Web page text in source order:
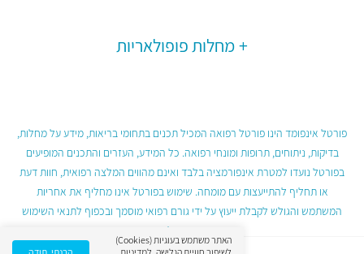
מחלות פופולאריות
פורטל אינפומד הינו פורטל רפואה המכיל תכנים בתחומי בריאות, מידע על מחלות,
בדיקות, ניתוחים, תרופות ומונחי רפואה. כל המידע, העזרים והתכנים המופיעים
בפורטל נועדו למטרת אינפורמציה בלבד ואינם מהווים המלצה רפואית, חוות דעת
או תחליף להתייעצות עם מומחה. שימוש בפורטל אינו מחליף את אחריות
המשתמש והגולש לקבלת ייעוץ על ידי גורם רפואי מוסמך ובכפוף לתנאי השימוש
בפורטל.
האתר משתמש בעוגיות (Cookies)
לשיפור חוויית הגלישה. למדיניות הבנתי, תודה